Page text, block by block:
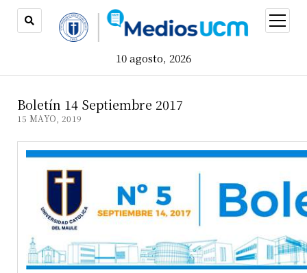
10 agosto, 2026
open
menu
Boletín 14 Septiembre 2017
15 MAYO, 2019